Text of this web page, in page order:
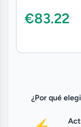
€83.22
¿Por qué